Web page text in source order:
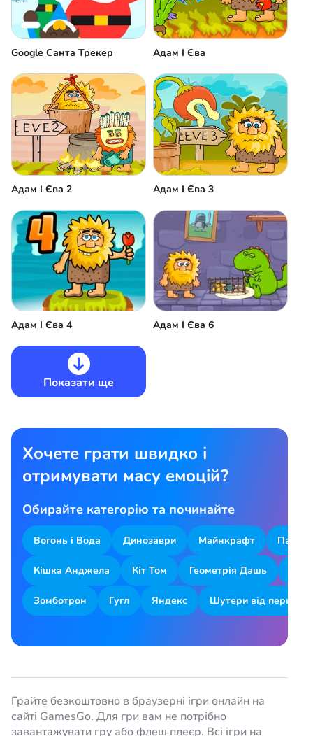
Google Санта Трекер Адам І Єва
Адам І Єва 2 Адам І Єва 3
Адам І Єва 4 Адам І Єва 6
Показати ще
Хочете грати швидко і
отримувати масу емоцій?
Обирайте категорію та починайте
Вогонь і Вода Динозаври Майнкрафт
Кішка Анджела Кіт Том Геометрія Дашь
Зомботрон Гугл Яндекс Шутери від першої
Грайте безкоштовно в браузерні ігри онлайн на
сайті GamesGo. Для гри вам не потрібно
завантажувати гру або флеш плеєр. Всі ігри на